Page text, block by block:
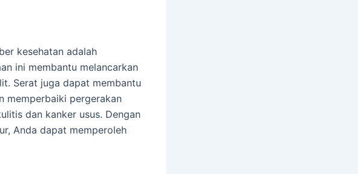
kesehatan adalah
ini membantu melancarkan
Serat juga dapat membantu
memperbaiki pergerakan
dan kanker usus. Dengan
Anda dapat memperoleh